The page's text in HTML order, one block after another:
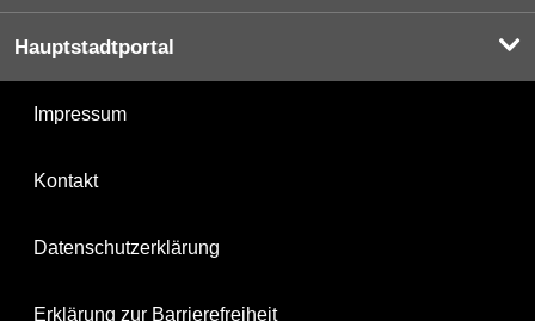
Hauptstadtportal
Impressum
Kontakt
Datenschutzerklärung
Erklärung zur Barrierefreiheit